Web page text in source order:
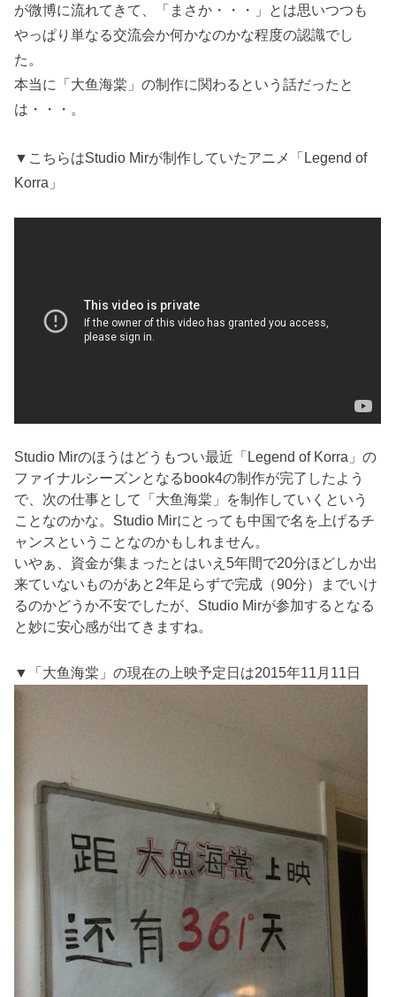
が微博に流れてきて、「まさか・・・」とは思いつつも
やっぱり単なる交流会か何かなのかな程度の認識でし
た。
本当に「大鱼海棠」の制作に関わるという話だったと
は・・・。
▼こちらはStudio Mirが制作していたアニメ「Legend of
Korra」
Studio Mirのほうはどうもつい最近「Legend of Korra」の
ファイナルシーズンとなるbook4の制作が完了したよう
で、次の仕事として「大鱼海棠」を制作していくという
ことなのかな。Studio Mirにとっても中国で名を上げるチ
ャンスということなのかもしれません。
いやぁ、資金が集まったとはいえ5年間で20分ほどしか出
来ていないものがあと2年足らずで完成（90分）までいけ
るのかどうか不安でしたが、Studio Mirが参加するとなる
と妙に安心感が出てきますね。
▼「大鱼海棠」の現在の上映予定日は2015年11月11日